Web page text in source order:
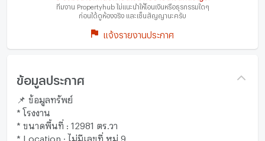
ทีมงาน Propertyhub ไม่แนะนำให้โอนเงินหรือธุรกรรมใดๆ
ก่อนได้ดูห้องจริง และเซ็นสัญญานะครับ
แจ้งรายงานประกาศ
ข้อมูลประกาศ
📌 ข้อมูลทรัพย์
* โรงงาน
* ขนาดพื้นที่ : 12981 ตร.วา
* Location : ไม่มีเลขที่ หมู่ 9